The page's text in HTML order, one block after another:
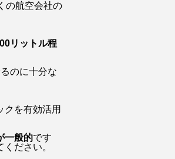
の航空会社の
リットル程
のに十分な
クを有効活用
一般的です
ださい。